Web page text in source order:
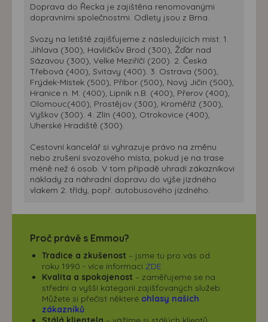
Doprava do Řecka je zajištěna renomovanými
dopravními společnostmi. Odlety jsou z Brna.
Svozy na letiště zajišťujeme z následujících míst: 1.
Jihlava (300), Havlíčkův Brod (300), Žďár nad
Sázavou (300), Velké Meziříčí (200). 2. Česká
Třebová (400), Svitavy (400). 3. Ostrava (500),
Frýdek-Místek (500), Příbor (500), Nový Jičín (500),
Hranice n. M. (400), Lipník n.B. (400), Přerov (400),
Olomouc(400), Prostějov (300), Kroměříž (300),
Vyškov (300). 4. Zlín (400), Otrokovice (400),
Uherské Hradiště (300).
Cestovní kancelář si vyhrazuje právo na změnu
nebo zrušení svozového místa, pokud je na trase
méně než 6 osob. V tom případě uhradí zákazníkovi
náklady za náhradní dopravu do výše jízdného
vlakem 2. třídy, popř. autobusového jízdného.
Proč právě s Emmou?
Tradice a zkušenost – jsme tu pro vás od
roku 1990 - více informací ZDE
Kvalita a spokojenost – zaměřujeme se na
střední a vyšší kategorii zajišťovaných služeb.
Můžete si přečíst některé ohlasy našich
zákazníků.